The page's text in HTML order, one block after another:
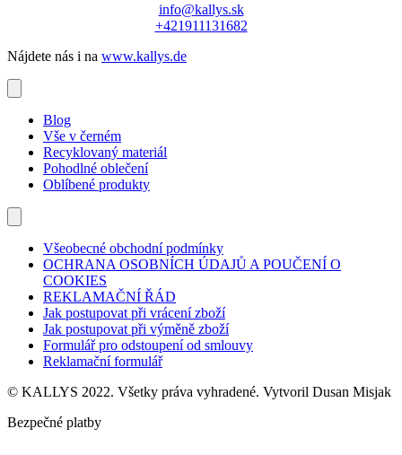
info@kallys.sk
+421911131682
Nájdete nás i na www.kallys.de
Blog
Vše v černém
Recyklovaný materiál
Pohodlné oblečení
Oblíbené produkty
Všeobecné obchodní podmínky
OCHRANA OSOBNÍCH ÚDAJŮ A POUČENÍ O
COOKIES
REKLAMAČNÍ ŘÁD
Jak postupovat při vrácení zboží
Jak postupovat při výměně zboží
Formulář pro odstoupení od smlouvy
Reklamační formulář
© KALLYS 2022. Všetky práva vyhradené. Vytvoril Dusan Misjak
Bezpečné platby